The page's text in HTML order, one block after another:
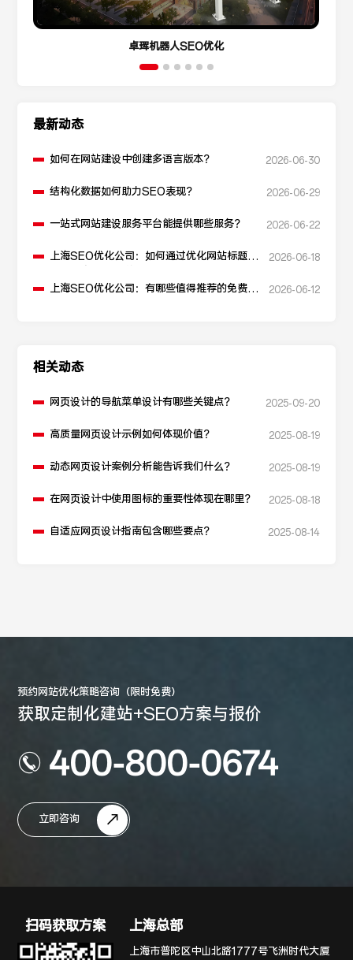
卓珲机器人SEO优化
最新动态
如何在网站建设中创建多语言版本？ 2026-06-30
结构化数据如何助力SEO表现？ 2026-06-29
一站式网站建设服务平台能提供哪些服务？ 2026-06-22
上海SEO优化公司：如何通过优化网站标题提
2026-06-18
上海SEO优化公司：有哪些值得推荐的免费
2026-06-12
相关动态
网页设计的导航菜单设计有哪些关键点？ 2025-09-20
高质量网页设计示例如何体现价值？ 2025-08-19
动态网页设计案例分析能告诉我们什么？ 2025-08-19
在网页设计中使用图标的重要性体现在哪里？ 2025-08-18
自适应网页设计指南包含哪些要点？ 2025-08-14
预约网站优化策略咨询（限时免费）
获取定制化建站+SEO方案与报价
400-800-0674
立即咨询
扫码获取方案 上海总部
上海市普陀区中山北路1777号飞洲时代大厦